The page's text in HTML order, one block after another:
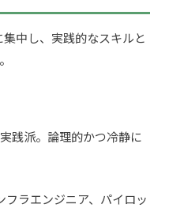
中し、実践的なスキルと
践派。論理的かつ冷静に
フラエンジニア、パイロッ